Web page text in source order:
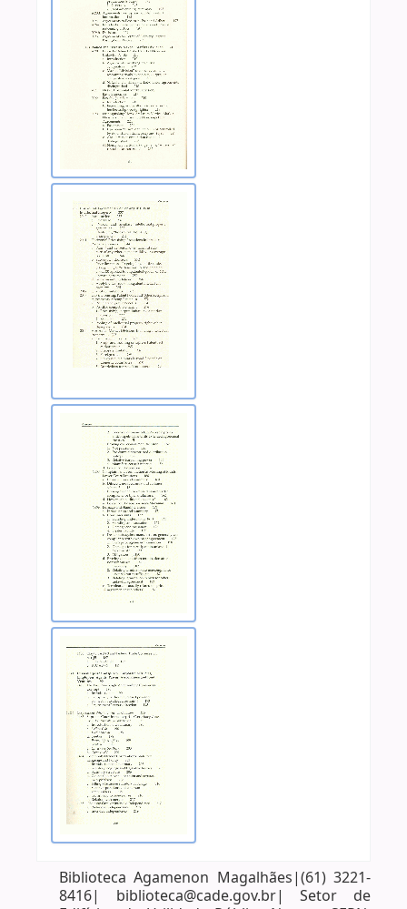
Biblioteca Agamenon Magalhães|(61) 3221-
8416| biblioteca@cade.gov.br| Setor de